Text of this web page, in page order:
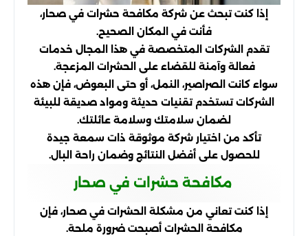
إذا كنت تبحث عن شركة مكافحة حشرات في صحار،
فأنت في المكان الصحيح.
تقدم الشركات المتخصصة في هذا المجال خدمات
فعالة وآمنة للقضاء على الحشرات المزعجة.
سواء كانت الصراصير، النمل، أو حتى البعوض، فإن هذه
الشركات تستخدم تقنيات حديثة ومواد صديقة للبيئة
لضمان سلامتك وسلامة عائلتك.
تأكد من اختيار شركة موثوقة ذات سمعة جيدة
للحصول على أفضل النتائج وضمان راحة البال.
مكافحة حشرات في صحار
إذا كنت تعاني من مشكلة الحشرات في صحار، فإن
مكافحة الحشرات أصبحت ضرورة ملحة.